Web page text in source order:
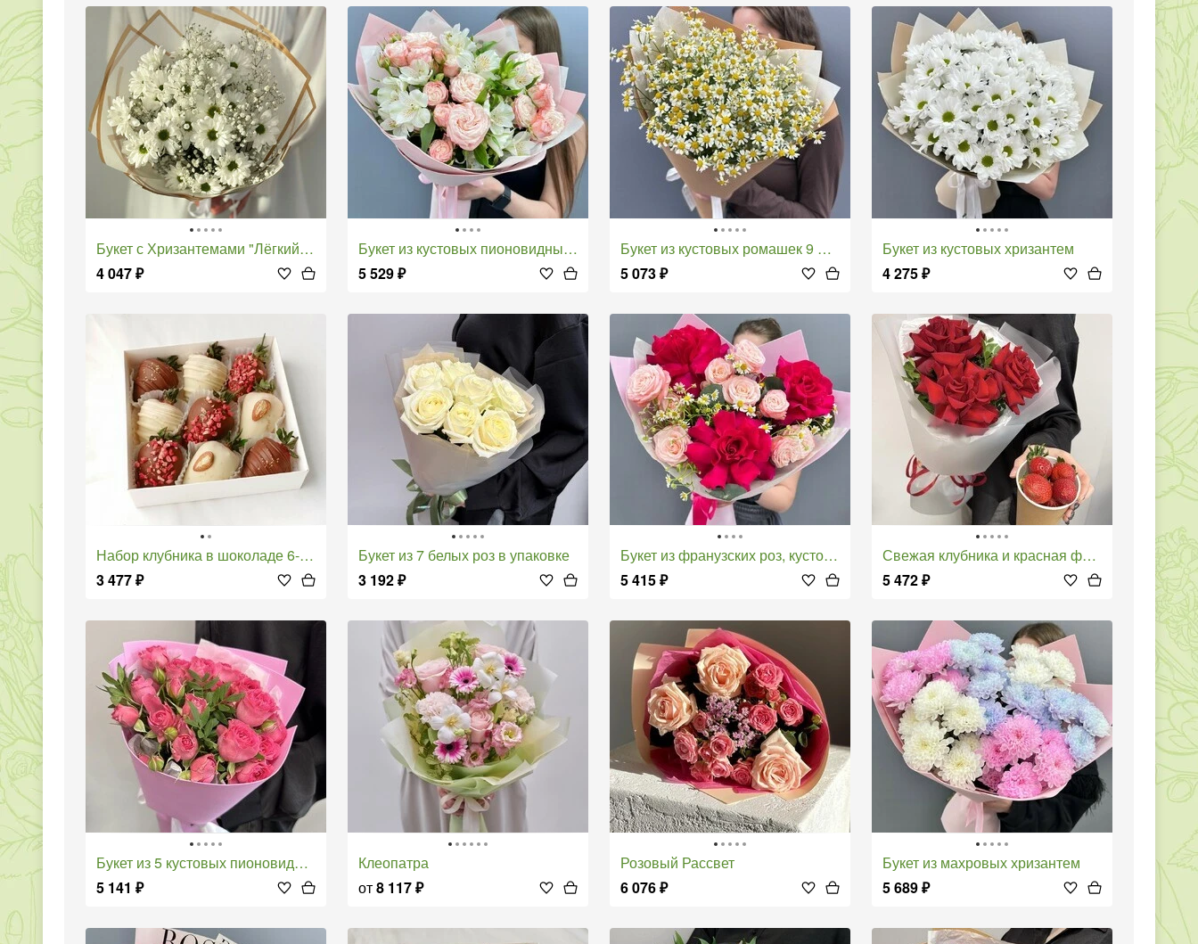
Букет с Хризантемами "Лёгкий Ветерок"
4 047₽
Букет из кустовых пионовидных роз и альстромерии
5 529₽
Букет из кустовых ромашек 9 штук
5 073₽
Букет из кустовых хризантем
4 275₽
Набор клубника в шоколаде 6-9 ягод с сублиматами
3 477₽
Букет из 7 белых роз в упаковке
3 192₽
Букет из франузских роз, кустовых пионовидных роз и ромашек
5 415₽
Свежая клубника и красная французская роза
5 472₽
Букет из 5 кустовых пионовидных роз
5 141 ₽
Клеопатра
от8 117₽
Розовый Рассвет
6 076₽
Букет из махровых хризантем
5 689₽